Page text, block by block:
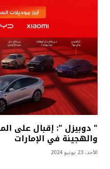
" دوبيزل ": إقبال على
والهجينة في الإمارات
الأحد، 23 يونيو 2024